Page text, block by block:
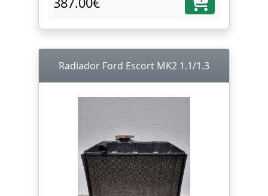
Radiador Ford Escort MK2 1.1/1.3